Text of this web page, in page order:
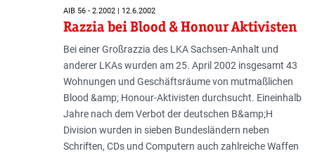
AIB 56 - 2.2002 | 12.6.2002
Razzia bei Blood & Honour Aktivisten
Bei einer Großrazzia des LKA Sachsen-Anhalt und
anderer LKAs wurden am 25. April 2002 insgesamt 43
Wohnungen und Geschäftsräume von mutmaßlichen
Blood &amp; Honour-Aktivisten durchsucht. Eineinhalb
Jahre nach dem Verbot der deutschen B&amp;H
Division wurden in sieben Bundesländern neben
Schriften, CDs und Computern auch zahlreiche Waffen